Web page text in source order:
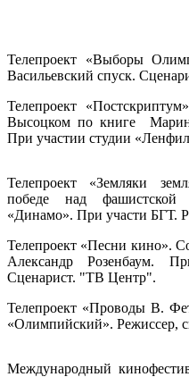
Телепроект «Выборы
Васильевский спуск.
Телепроект
Высоцком по книге
При участии студии
Телепроект «Земляки
победе над
«Динамо». При участи БГТ.
Телепроект «Песни кино».
Александр Розенбаум.
Сценарист. "ТВ Центр".
Телепроект «Проводы В.
«Олимпийский». Режиссер,
Международный